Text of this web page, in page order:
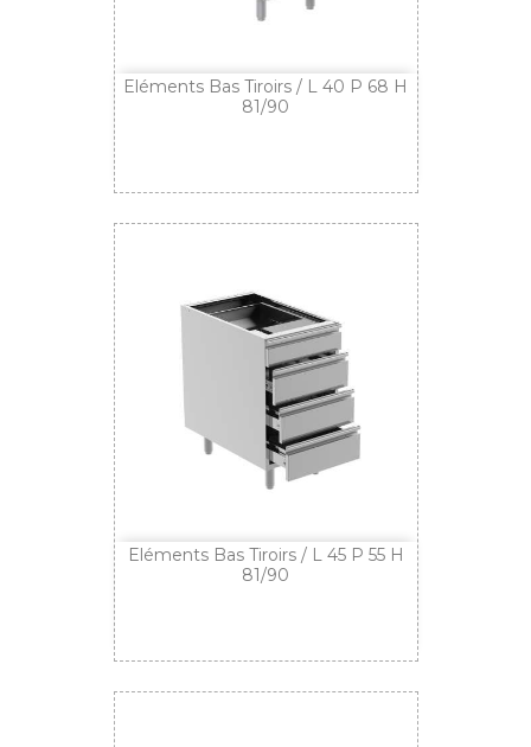
Eléments Bas Tiroirs / L 40 P 68 H
81/90
Eléments Bas Tiroirs / L 45 P 55 H
81/90